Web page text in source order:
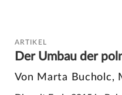
ARTIKEL
Der Umbau der
Von Marta Bucholc,